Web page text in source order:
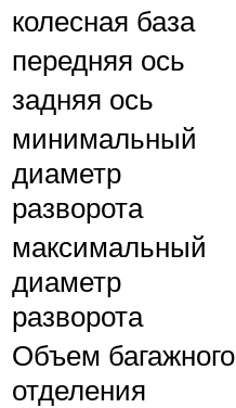
колесная база
передняя ось
задняя ось
минимальный
диаметр
разворота
максимальный
диаметр
разворота
Объем багажного
отделения